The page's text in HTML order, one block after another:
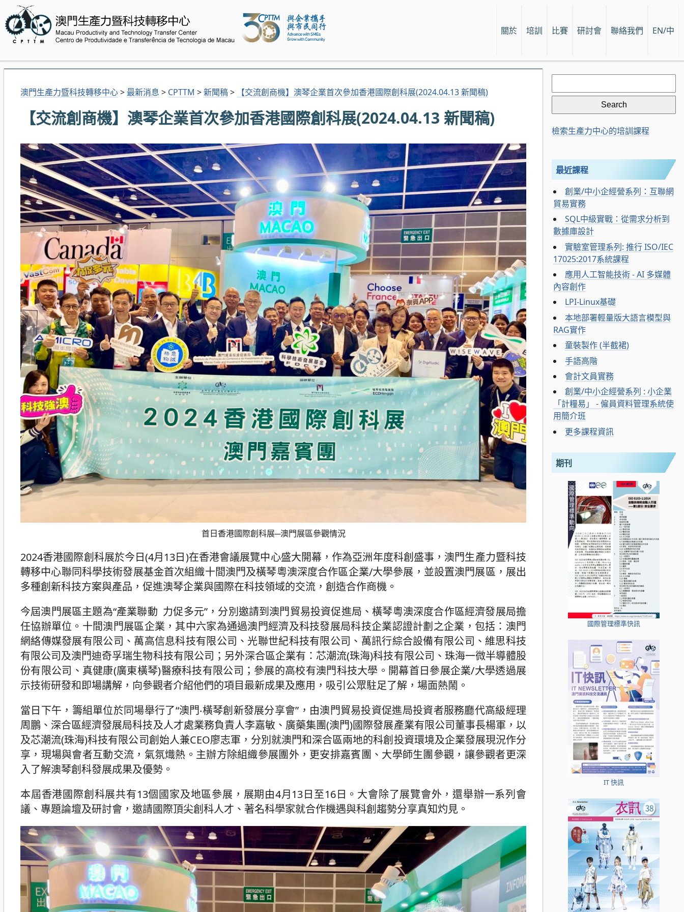
關於 培訓 比賽 研討會 聯絡我們 EN/中
澳門生產力暨科技轉移中心> 最新消息 > CPTTM >新聞稿> 【交流創商機】澳琴企業首次參加香港國際創科展(2024.04.13 新聞稿)
【交流創商機】澳琴企業首次參加香港國際創科展(2024.04.13 新聞稿)
首日香港國際創科展─澳門展區參觀情況
2024香港國際創科展於今日(4月13日)在香港會議展覽中心盛大開幕，作為亞洲年度科創盛事，澳門生產力暨科技
轉移中心聯同科學技術發展基金首次組織十間澳門及橫琴粵澳深度合作區企業/大學參展，並設置澳門展區，展出
多種創新科技方案與產品，促進澳琴企業與國際在科技領域的交流，創造合作商機。
今屆澳門展區主題為“產業聯動 力促多元”，分別邀請到澳門貿易投資促進局、橫琴粵澳深度合作區經濟發展局擔
任協辦單位。十間澳門展區企業，其中六家為通過澳門經濟及科技發展局科技企業認證計劃之企業，包括：澳門
網絡傳媒發展有限公司、萬高信息科技有限公司、光聯世紀科技有限公司、萬訊行綜合設備有限公司、維思科技
有限公司及澳門迪奇孚瑞生物科技有限公司；另外深合區企業有：芯潮流(珠海)科技有限公司、珠海一微半導體股
份有限公司、真健康(廣東橫琴)醫療科技有限公司；參展的高校有澳門科技大學。開幕首日參展企業/大學透過展
示技術研發和即場講解，向參觀者介紹他們的項目最新成果及應用，吸引公眾駐足了解，場面熱鬧。
當日下午，籌組單位於同場舉行了“澳門‧橫琴創新發展分享會”，由澳門貿易投資促進局投資者服務廳代高級經理
周鵬、深合區經濟發展局科技及人才處業務負責人李嘉敏、廣藥集團(澳門)國際發展產業有限公司董事長楊軍，以
及芯潮流(珠海)科技有限公司創始人兼CEO廖志軍，分別就澳門和深合區兩地的科創投資環境及企業發展現況作分
享，現場與會者互動交流，氣氛熾熱。主辦方除組織參展團外，更安排嘉賓團、大學師生團參觀，讓參觀者更深
入了解澳琴創科發展成果及優勢。
本屆香港國際創科展共有13個國家及地區參展，展期由4月13日至16日。大會除了展覽會外，還舉辦一系列會
議、專題論壇及研討會，邀請國際頂尖創科人才、著名科學家就合作機遇與科創趨勢分享真知灼見。
Search
for:
檢索生產力中心的培訓課程
最近課程
創業/中小企經營系列：互聯網
貿易實務
SQL中級實戰：從需求分析到
數據庫設計
實驗室管理系列: 推行 ISO/IEC
17025:2017系統課程
應用人工智能技術 - AI 多媒體
內容創作
LPI-Linux基礎
本地部署輕量版大語言模型與
RAG實作
童裝製作 (半截裙)
手語高階
會計文員實務
創業/中小企經營系列 : 小企業
「計糧易」 - 僱員資料管理系統使
用簡介班
更多課程資訊
期刊
國際管理標準快訊
IT 快訊